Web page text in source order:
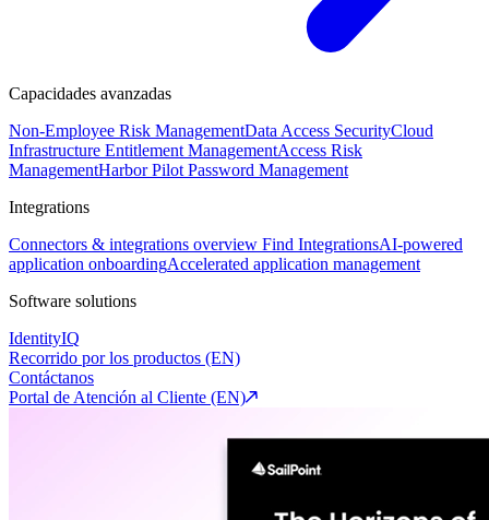
Capacidades avanzadas
Non-Employee Risk ManagementData Access SecurityCloud
Infrastructure Entitlement ManagementAccess Risk
ManagementHarbor Pilot Password Management
Integrations
Connectors & integrations overview Find IntegrationsAI-powered
application onboardingAccelerated application management
Software solutions
IdentityIQ
Recorrido por los productos (EN)
Contáctanos
Portal de Atención al Cliente (EN)